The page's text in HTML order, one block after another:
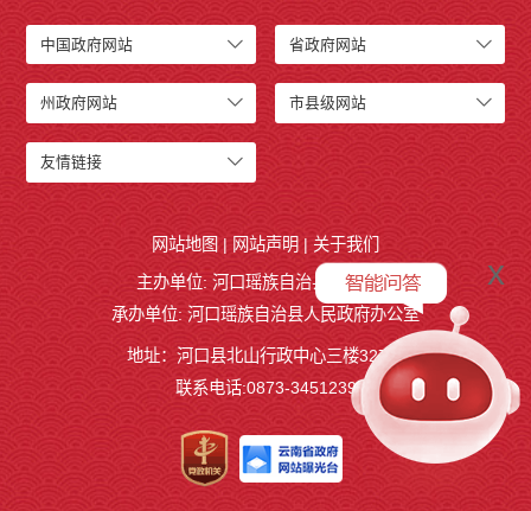
中国政府网站 省政府网站
州政府网站 市县级网站
友情链接
网站地图 | 网站声明 | 关于我们
主办单位: 河口瑶族自治县人民政府
承办单位: 河口瑶族自治县人民政府办公室
地址：河口县北山行政中心三楼327室
联系电话:0873-3451239
x